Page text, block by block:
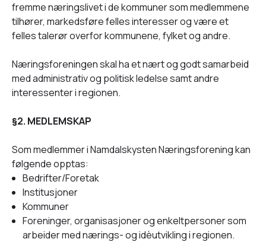
fremme næringslivet i de kommuner som medlemmene
tilhører, markedsføre felles interesser og være et
felles talerør overfor kommunene, fylket og andre.
Næringsforeningen skal ha et nært og godt samarbeid
med administrativ og politisk ledelse samt andre
interessenter i regionen.
§2. MEDLEMSKAP
Som medlemmer i Namdalskysten Næringsforening kan
følgende opptas:
Bedrifter/Foretak
Institusjoner
Kommuner
Foreninger, organisasjoner og enkeltpersoner som
arbeider med nærings- og idèutvikling i regionen.